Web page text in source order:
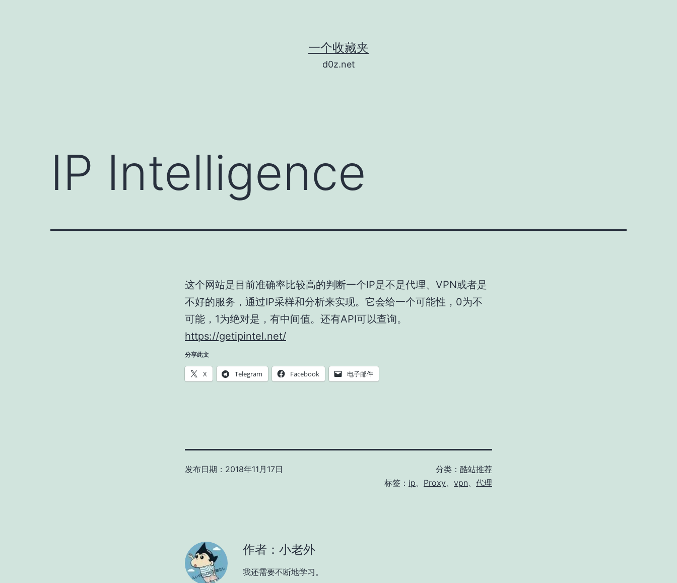
一个收藏夹
d0z.net
IP Intelligence
这个网站是目前准确率比较高的判断一个IP是不是代理、VPN或者是
不好的服务，通过IP采样和分析来实现。它会给一个可能性，0为不
可能，1为绝对是，有中间值。还有API可以查询。
https://getipintel.net/
分享此文
X Telegram Facebook 电子邮件
发布日期： 2018年11月17日 分类： 酷站推荐
标签： ip、 Proxy、 vpn、 代理
作者：小老外
我还需要不断地学习。